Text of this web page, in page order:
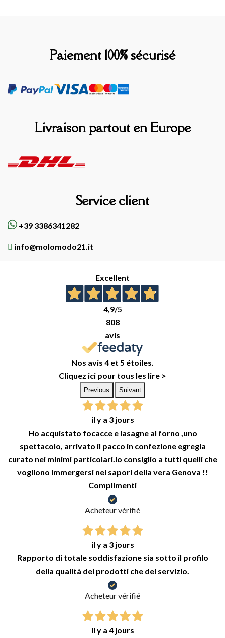
Paiement 100% sécurisé
Livraison partout en Europe
Service client
+39 3386341282
info@molomodo21.it
Excellent
4,9/5
808
avis
Nos avis 4 et 5 étoiles.
Cliquez ici pour tous les lire >
Previous Suivant
il y a 3 jours
Ho acquistato focacce e lasagne al forno ,uno
spettacolo, arrivato il pacco in confezione egregia
curato nei minimi particolari.lo consiglio a tutti quelli che
vogliono immergersi nei sapori della vera Genova !!
Complimenti
Acheteur vérifié
il y a 3 jours
Rapporto di totale soddisfazione sia sotto il profilo
della qualità dei prodotti che del servizio.
Acheteur vérifié
il y a 4 jours